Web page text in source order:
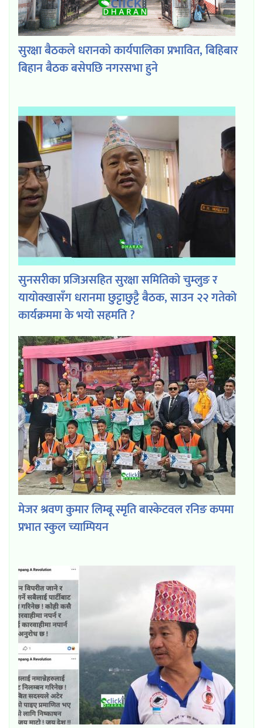
सुरक्षा बैठकले धरानको कार्यपालिका प्रभावित, बिहिबार
बिहान बैठक बसेपछि नगरसभा हुने
सुनसरीका प्रजिअसहित सुरक्षा समितिको चुम्लुङ र
यायोक्खासँग धरानमा छुट्टाछुट्टै बैठक, साउन २२ गतेको
कार्यक्रममा के भयो सहमति ?
मेजर श्रवण कुमार लिम्बू स्मृति बास्केटवल रनिङ कपमा
प्रभात स्कुल च्याम्पियन